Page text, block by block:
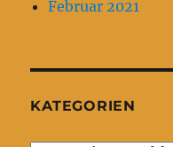
Februar 2021
KATEGORIEN